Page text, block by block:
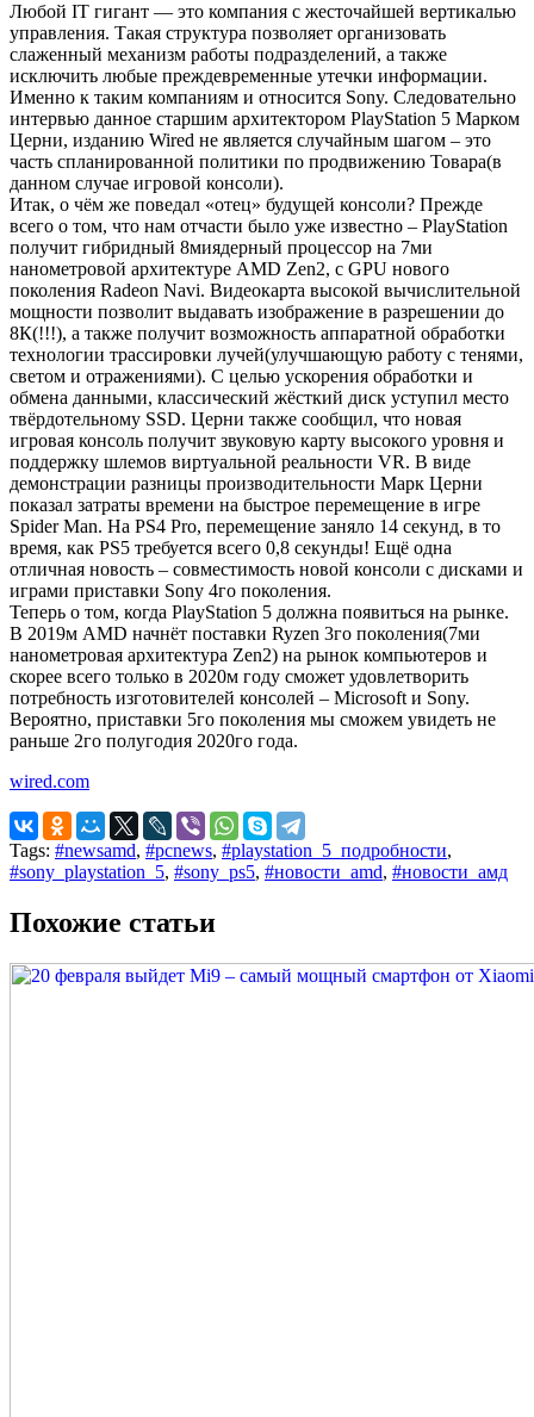
Любой IT гигант — это компания с жесточайшей вертикалью
управления. Такая структура позволяет организовать
слаженный механизм работы подразделений, а также
исключить любые преждевременные утечки информации.
Именно к таким компаниям и относится Sony. Следовательно
интервью данное старшим архитектором PlayStation 5 Марком
Церни, изданию Wired не является случайным шагом – это
часть спланированной политики по продвижению Товара(в
данном случае игровой консоли).
Итак, о чём же поведал «отец» будущей консоли? Прежде
всего о том, что нам отчасти было уже известно – PlayStation
получит гибридный 8миядерный процессор на 7ми
нанометровой архитектуре AMD Zen2, с GPU нового
поколения Radeon Navi. Видеокарта высокой вычислительной
мощности позволит выдавать изображение в разрешении до
8К(!!!), а также получит возможность аппаратной обработки
технологии трассировки лучей(улучшающую работу с тенями,
светом и отражениями). С целью ускорения обработки и
обмена данными, классический жёсткий диск уступил место
твёрдотельному SSD. Церни также сообщил, что новая
игровая консоль получит звуковую карту высокого уровня и
поддержку шлемов виртуальной реальности VR. В виде
демонстрации разницы производительности Марк Церни
показал затраты времени на быстрое перемещение в игре
Spider Man. На PS4 Pro, перемещение заняло 14 секунд, в то
время, как PS5 требуется всего 0,8 секунды! Ещё одна
отличная новость – совместимость новой консоли с дисками и
играми приставки Sony 4го поколения.
Теперь о том, когда PlayStation 5 должна появиться на рынке.
В 2019м AMD начнёт поставки Ryzen 3го поколения(7ми
нанометровая архитектура Zen2) на рынок компьютеров и
скорее всего только в 2020м году сможет удовлетворить
потребность изготовителей консолей – Microsoft и Sony.
Вероятно, приставки 5го поколения мы сможем увидеть не
раньше 2го полугодия 2020го года.
wired.com
Tags: #newsamd, #pcnews, #playstation_5_подробности,
#sony_playstation_5, #sony_ps5, #новости_amd, #новости_амд
Похожие статьи